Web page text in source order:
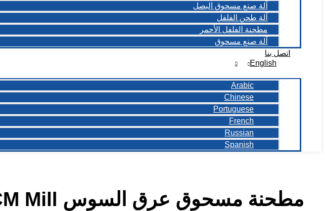
آلة صنع مسحوق البصل
آلة طحن الفلفل
مطحنة الفلفل الأحمر
آلة صنع مسحوق
اتصل بنا
English
Arabic
Chinese
Portuguese
French
Russian
Spanish
مطحنة مسحوق عرق السوس ACM Mill